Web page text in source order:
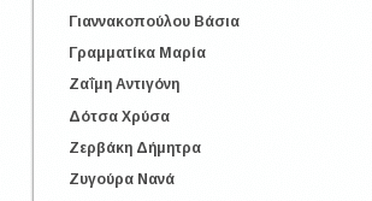
Γιαννακοπούλου Βάσια
Γραμματίκα Μαρία
Ζαΐμη Αντιγόνη
Δότσα Χρύσα
Ζερβάκη Δήμητρα
Ζυγούρα Νανά